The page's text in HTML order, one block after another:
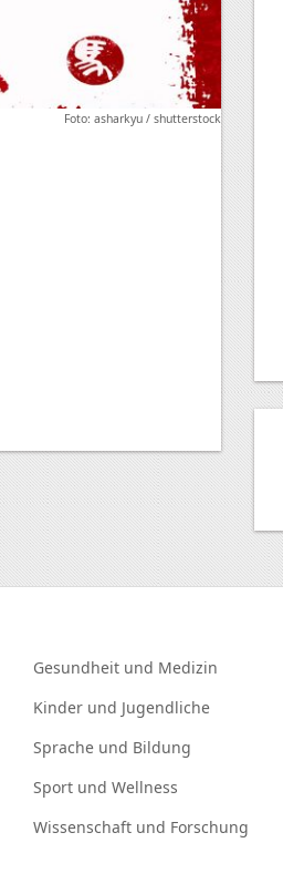
Foto: asharkyu / shutterstock
Gesundheit und Medizin
Kinder und Jugendliche
Sprache und Bildung
Sport und Wellness
Wissenschaft und Forschung